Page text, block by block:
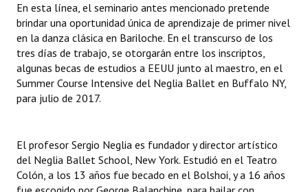
Datos Históricos
Premio al Mérito - Registro
Audiencias Públicas - Registro
Mujeres que Dejaron Huellas - Registro
Ciudadano Ilustre - Registro
Banca del Vecino - Registro
En esta línea, el seminario antes mencionado pretende
brindar una oportunidad única de aprendizaje de primer nivel
en la danza clásica en Bariloche. En el transcurso de los
tres días de trabajo, se otorgarán entre los inscriptos,
algunas becas de estudios a EEUU junto al maestro, en el
Summer Course Intensive del Neglia Ballet en Buffalo NY,
para julio de 2017.
El profesor Sergio Neglia es fundador y director artístico
del Neglia Ballet School, New York. Estudió en el Teatro
Colón, a los 13 años fue becado en el Bolshoi, y a 16 años